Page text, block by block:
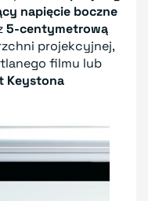
napięcie boczne
5-centymetrową
projekcyjnej,
filmu lub
Keystona